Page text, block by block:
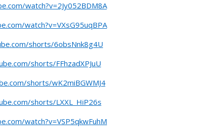
watch?v=2Jy052BDM8A
watch?v=VXsG95uqBPA
shorts/6obsNnk8g4U
shorts/FFhzadXPJuU
shorts/wK2miBGWMJ4
shorts/LXXL_HiP26s
watch?v=VSP5qkwFuhM